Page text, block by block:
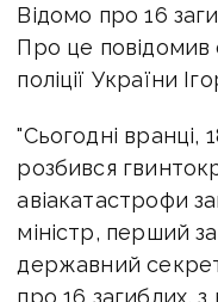
Відомо про 16
Про це повідомив
поліції України
"Сьогодні вранці,
розбився
авіакатастрофи
міністр, перший
державний
про 16 загиблих, з